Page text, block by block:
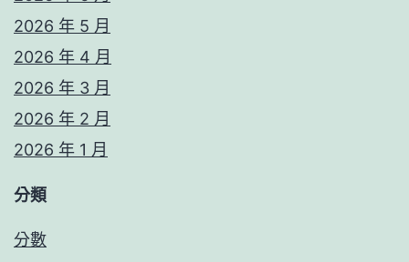
2026 年 5 月
2026 年 4 月
2026 年 3 月
2026 年 2 月
2026 年 1 月
分類
分數